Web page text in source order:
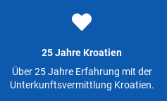
25 Jahre Kroatien
Über 25 Jahre Erfahrung mit der
Unterkunftsvermittlung Kroatien.